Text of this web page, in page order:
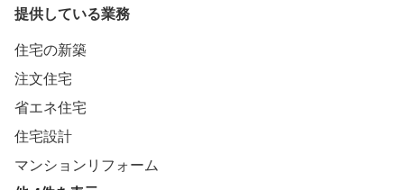
私たちは今日も、喜ばれるお顔を求めて、お客様のお家に
あなたのお家にもぜひ、行かせてください。
受賞歴：
TDYリモデルスマイル作品コンテスト2014 トイレ部門
全国最優秀賞
TDYリモデルスマイル作品コンテスト2015 家族構成・年
齢変化に伴うリモデル部門 マンション特別賞
提供している業務
住宅の新築
注文住宅
省エネ住宅
住宅設計
マンションリフォーム